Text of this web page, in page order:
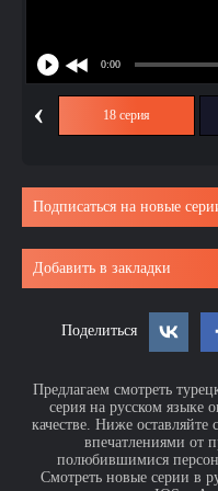
‹ 18 серия
Подписаться на новые
Добавить в закладки
Поделиться
Предлагаем смотреть
серия на русском языке
качестве. Ниже
впечатлениями от
полюбившимися
Смотреть новые серии в